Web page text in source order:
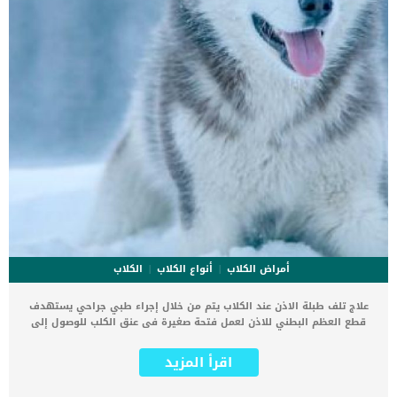
أمراض الكلاب أنواع الكلاب
الكلاب
علاج تلف طبلة الاذن عند الكلاب يتم من خلال إجراء طبي جراحي يستهدف
قطع العظم البطني للاذن لعمل فتحة صغيرة فى عنق الكلب للوصول إلى
الزوائد اللحمية على طول القناة العظمية لأذن الكلب. كما ان هذا الاجراء
الجراحي يحتاج الى وضع الكلب تحت التخدير الكلى والذى يتطلب اجراءات
اقرأ المزيد